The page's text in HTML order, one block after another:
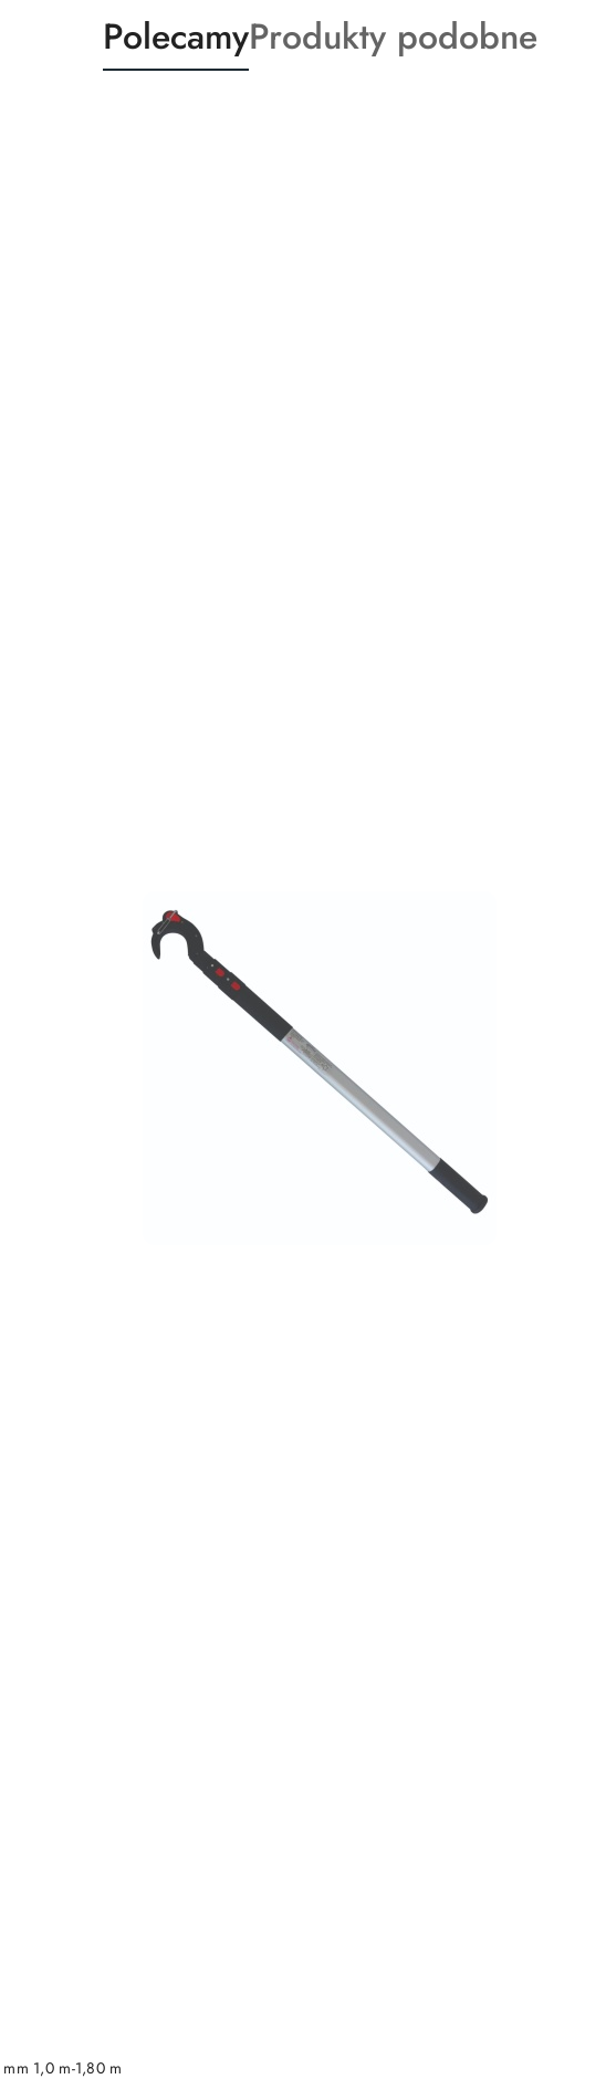
Produkty
o
PolecamyProdukty
o
Produkty podobne
1,0 m-1,80 m